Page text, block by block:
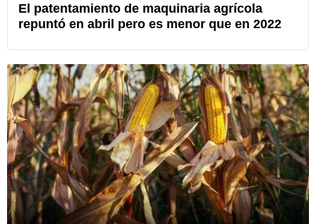
El patentamiento de maquinaria agrícola
repuntó en abril pero es menor que en 2022